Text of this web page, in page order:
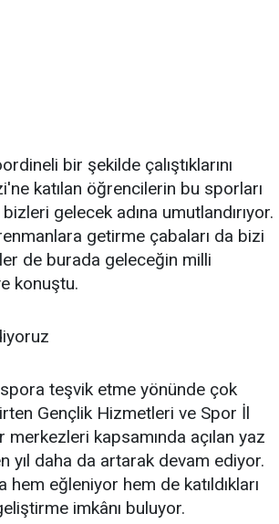
bir şekilde çalıştıklarını
katılan öğrencilerin bu sporları
gelecek adına umutlandırıyor.
getirme çabaları da bizi
de burada geleceğin milli
konuştu.
spora teşvik etme yönünde çok
Gençlik Hizmetleri ve Spor İl
merkezleri kapsamında açılan yaz
yıl daha da artarak devam ediyor.
eğleniyor hem de katıldıkları
imkânı buluyor.